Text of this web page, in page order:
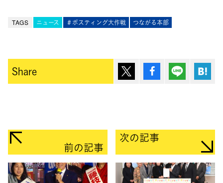
TAGS ニュース ＃ポスティング大作戦 つながる本部
Share ポスト シェア Lineで送
前の記事
次の記事